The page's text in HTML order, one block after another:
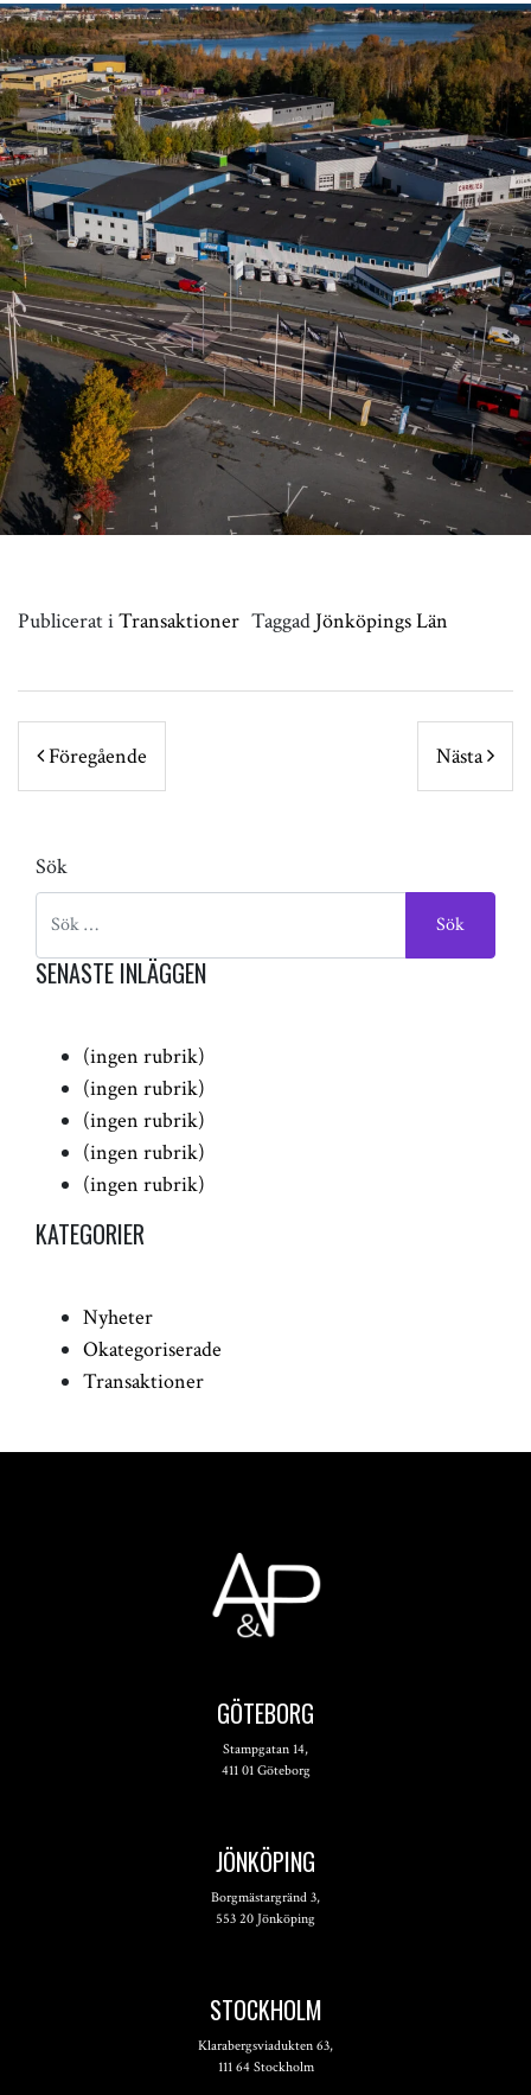
Publicerat iTransaktioner Taggad Jönköpings Län
POST NAVIGATION
Föregående Nästa
Sök
SENASTE INLÄGGEN
(ingen rubrik)
(ingen rubrik)
(ingen rubrik)
(ingen rubrik)
(ingen rubrik)
KATEGORIER
Nyheter
Okategoriserade
Transaktioner
GÖTEBORG
Stampgatan 14,
411 01 Göteborg
JÖNKÖPING
Borgmästargränd 3,
553 20 Jönköping
STOCKHOLM
Klarabergsviadukten 63,
111 64 Stockholm